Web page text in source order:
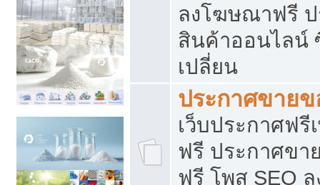
ลงโฆษณาฟรี
สินค้าออนไลน์
เปลี่ยน
ประกาศขายข
เว็บประกาศฟรี
ฟรี ประกาศขา
ฟรี โพส SEO